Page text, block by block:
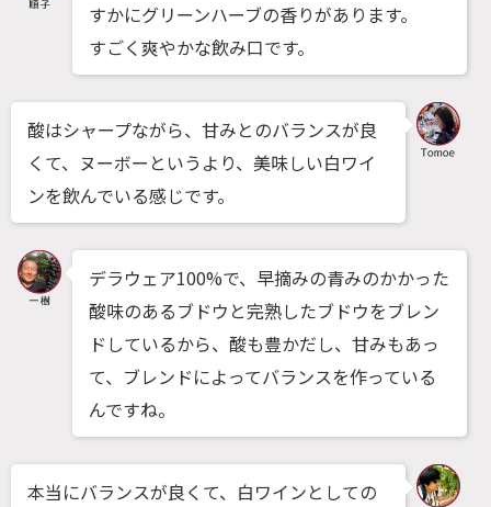
すかにグリーンハーブの香りがあります。
すごく爽やかな飲み口です。
酸はシャープながら、甘みとのバランスが良
くて、ヌーボーというより、美味しい白ワイ
ンを飲んでいる感じです。
デラウェア100%で、早摘みの青みのかかった
酸味のあるブドウと完熟したブドウをブレン
ドしているから、酸も豊かだし、甘みもあっ
て、ブレンドによってバランスを作っている
んですね。
本当にバランスが良くて、白ワインとしての